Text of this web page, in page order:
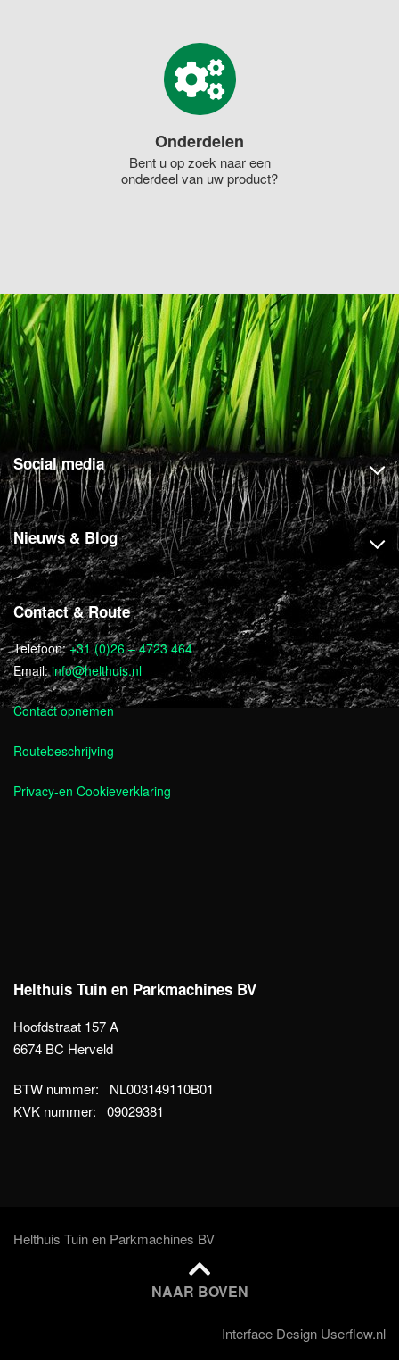
Onderdelen
Bent u op zoek naar een
onderdeel van uw product?
Social media
Nieuws & Blog
Contact & Route
Telefoon:+31 (0)26 – 4723 464
Email:info@helthuis.nl
Contact opnemen
Routebeschrijving
Privacy-en Cookieverklaring
Helthuis Tuin en Parkmachines BV
Hoofdstraat 157 A
6674 BC Herveld
BTW nummer: NL003149110B01
KVK nummer: 09029381
Helthuis Tuin en Parkmachines BV
NAAR BOVEN
Interface Design Userflow.nl